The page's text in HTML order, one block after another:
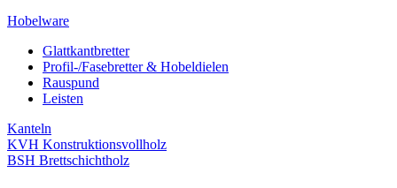
Hobelware
Glattkantbretter
Profil-/Fasebretter & Hobeldielen
Rauspund
Leisten
Kanteln
KVH Konstruktionsvollholz
BSH Brettschichtholz